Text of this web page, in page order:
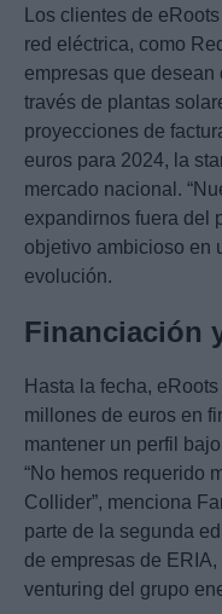
Los clientes de
red eléctrica, como
empresas que desean
través de plantas
proyecciones de
euros para 2024, la
mercado nacional.
expandirnos fuera del
objetivo ambicioso en
evolución.
Financiación
Hasta la fecha,
millones de euros en
mantener un perfil
“No hemos requerido
Collider”, menciona
parte de la segunda
de empresas de
venturing del grupo